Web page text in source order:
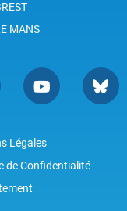
MANS
Légales
de Confidentialité